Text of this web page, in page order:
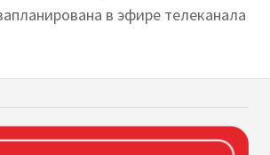
в эфире телеканала